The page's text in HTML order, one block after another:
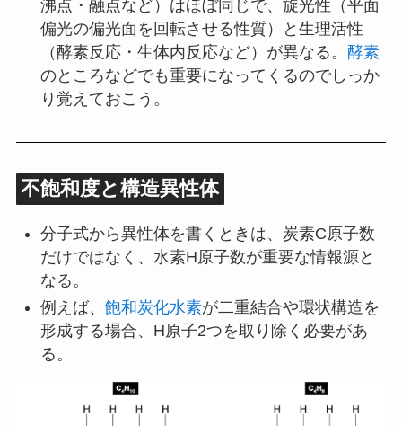
沸点・融点など）はほぼ同じで、旋光性（平面
偏光の偏光面を回転させる性質）と生理活性
（酵素反応・生体内反応など）が異なる。 酵素
のところなどでも重要になってくるのでしっか
り覚えておこう。
不飽和度と構造異性体
分子式から異性体を書くときは、炭素C原子数
だけではなく、水素H原子数が重要な情報源と
なる。
例えば、 飽和炭化水素が二重結合や環状構造を
形成する場合、H原子2つを取り除く必要があ
る。